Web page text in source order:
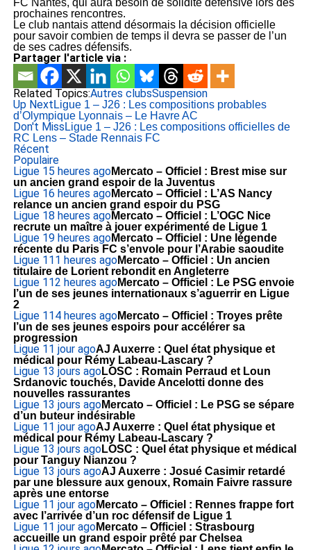
FC Nantes, qui aura besoin de solidité défensive lors des
prochaines rencontres.
Le club nantais attend désormais la décision officielle
pour savoir combien de temps il devra se passer de l’un
de ses cadres défensifs.
Partager l'article via :
Related Topics:Autres clubsSuspension
Up Next Ligue 1 – J26 : Les compositions probables
d’Olympique Lyonnais – Le Havre AC
Don't Miss Ligue 1 – J26 : Les compositions officielles de
RC Lens – Stade Rennais FC
Récent
Populaire
Ligue 15 heures agoMercato – Officiel : Brest mise sur
un ancien grand espoir de la Juventus
Ligue 16 heures agoMercato – Officiel : L’AS Nancy
relance un ancien grand espoir du PSG
Ligue 18 heures agoMercato – Officiel : L’OGC Nice
recrute un maître à jouer expérimenté de Ligue 1
Ligue 19 heures agoMercato – Officiel : Une légende
récente du Paris FC s’envole pour l’Arabie saoudite
Ligue 111 heures agoMercato – Officiel : Un ancien
titulaire de Lorient rebondit en Angleterre
Ligue 112 heures agoMercato – Officiel : Le PSG envoie
l’un de ses jeunes internationaux s’aguerrir en Ligue
2
Ligue 114 heures agoMercato – Officiel : Troyes prête
l’un de ses jeunes espoirs pour accélérer sa
progression
Ligue 11 jour agoAJ Auxerre : Quel état physique et
médical pour Rémy Labeau-Lascary ?
Ligue 13 jours agoLOSC : Romain Perraud et Loun
Srdanovic touchés, Davide Ancelotti donne des
nouvelles rassurantes
Ligue 13 jours agoMercato – Officiel : Le PSG se sépare
d’un buteur indésirable
Ligue 11 jour agoAJ Auxerre : Quel état physique et
médical pour Rémy Labeau-Lascary ?
Ligue 13 jours agoLOSC : Quel état physique et médical
pour Tanguy Nianzou ?
Ligue 13 jours agoAJ Auxerre : Josué Casimir retardé
par une blessure aux genoux, Romain Faivre rassure
après une entorse
Ligue 11 jour agoMercato – Officiel : Rennes frappe fort
avec l’arrivée d’un roc défensif de Ligue 1
Ligue 11 jour agoMercato – Officiel : Strasbourg
accueille un grand espoir prêté par Chelsea